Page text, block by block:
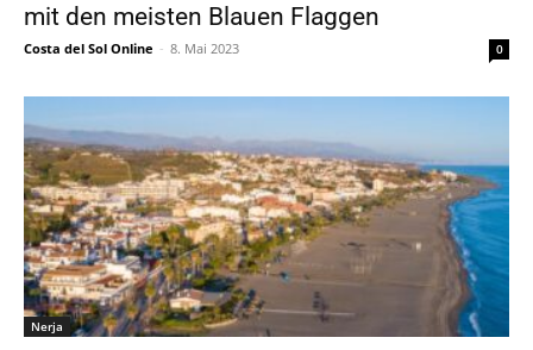
mit den meisten Blauen Flaggen
Costa del Sol Online - 8. Mai 2023 0
Nerja